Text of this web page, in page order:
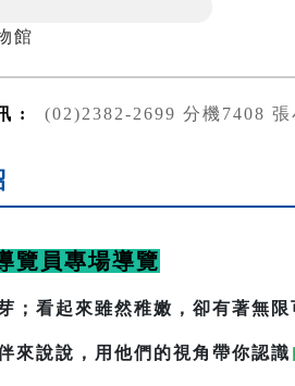
館
: (02)2382-2699 分機7408 張
覽員專場導覽
；看起來雖然稚嫩，卻有著無
來說說，用他們的視角帶你認識